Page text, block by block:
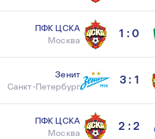
ПФК ЦСКА
Москва
1 : 0
Зенит
Санкт-Петербург
3 : 1
ПФК ЦСКА
Москва
2 : 2